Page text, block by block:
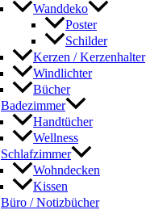
Wanddeko
Poster
Schilder
Kerzen / Kerzenhalter
Windlichter
Bücher
Badezimmer
Handtücher
Wellness
Schlafzimmer
Wohndecken
Kissen
Büro / Notizbücher